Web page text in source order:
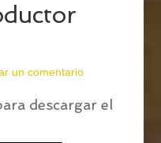
un comentario
descargar el